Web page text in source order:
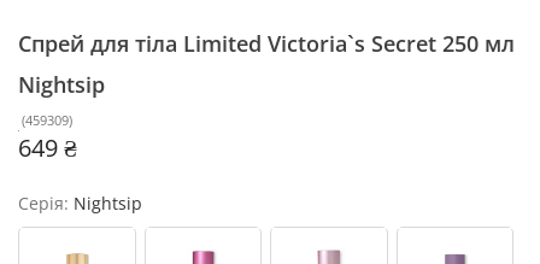
Спрей для тіла Limited Victoria`s Secret 250 мл
Nightsip
(459309)
649 ₴
Серія: Nightsip